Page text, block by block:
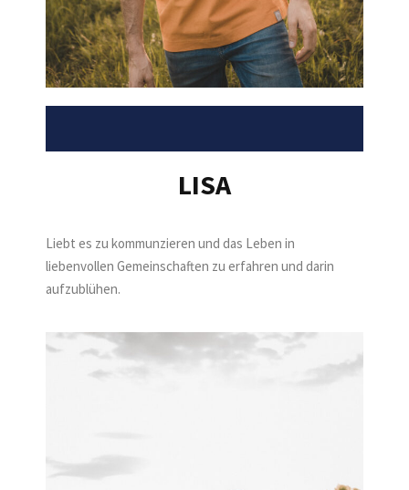
LISA
Liebt es zu kommunzieren und das Leben in
liebenvollen Gemeinschaften zu erfahren und darin
aufzublühen.